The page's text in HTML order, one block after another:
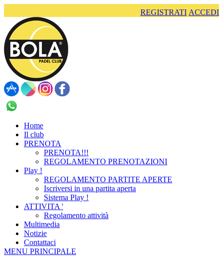
REGISTRATI ACCEDI
Home
Il club
PRENOTA
PRENOTA!!!
REGOLAMENTO PRENOTAZIONI
Play !
REGOLAMENTO PARTITE APERTE
Iscriversi in una partita aperta
Sistema Play !
ATTIVITA '
Regolamento attività
Multimedia
Notizie
Contattaci
MENU PRINCIPALE